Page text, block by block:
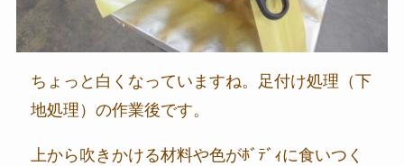
ちょっと白くなっていますね。足付け処理（下
地処理）の作業後です。
上から吹きかける材料や色がﾎﾞﾃﾞｨに食いつく